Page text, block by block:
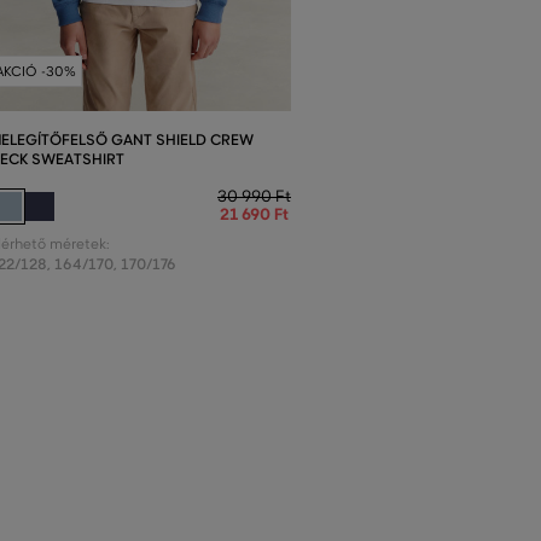
-30%
GANT SHIELD CREW
SWEATSHIRT
30 990 Ft
21 690 Ft
méretek:
128, 164/170, 170/176